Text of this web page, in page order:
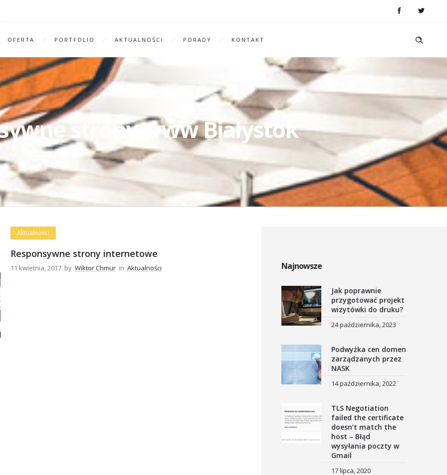
OFERTA PORTFOLIO AKTUALNOŚCI PORADY KONTAKT
strony www Białystok
Aktualności
Responsywne strony internetowe
11 kwietnia, 2017 by Wiktor Chmur in Aktualności Najnowsze
Jak poprawnie
przygotować projekt
wizytówki do druku?
24 października, 2023
Podwyżka cen domen
zarządzanych przez
NASK
14 października, 2022
TLS Negotiation
failed the certificate
doesn’t match the
host – Błąd
wysyłania poczty w
Gmail
17 lipca, 2020